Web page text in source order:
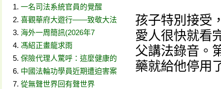
一名司法系統官員的覺醒
喜觀華府大遊行——致敬大法
海外一周簡訊(2026年7
馮紹正畫龍求雨
保險代理人驚呼：這麼健康的
中國法輪功學員近期遭迫害案
從無聲世界回有聲世界
孩子特別接受
愛人很快就看
父講法錄音。
藥就給他停用